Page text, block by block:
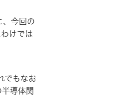
、今回の
けでは
でもなお
導体関